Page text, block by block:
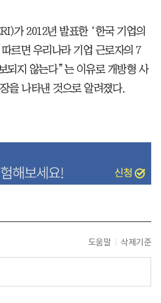
가 2012년 발표한 ‘한국 기업의
르면 우리나라 기업 근로자의 7
되지 않는다”는 이유로 개방형 사
을 나타낸 것으로 알려졌다.
도움말 삭제기준